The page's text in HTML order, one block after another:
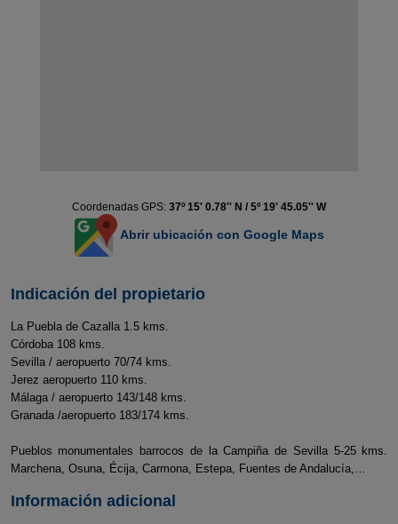
Coordenadas GPS: 37º 15' 0.78'' N / 5º 19' 45.05'' W
Abrir ubicación con Google Maps
Indicación del propietario
La Puebla de Cazalla 1.5 kms.
Córdoba 108 kms.
Sevilla / aeropuerto 70/74 kms.
Jerez aeropuerto 110 kms.
Málaga / aeropuerto 143/148 kms.
Granada /aeropuerto 183/174 kms.
Pueblos monumentales barrocos de la Campiña de Sevilla 5-25 kms.
Marchena, Osuna, Écija, Carmona, Estepa, Fuentes de Andalucía,…
Información adicional